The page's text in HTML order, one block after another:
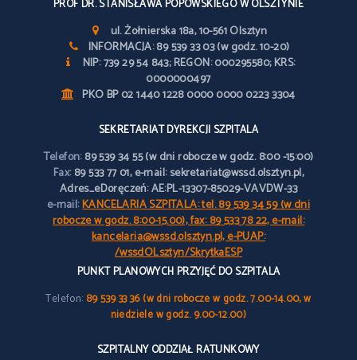
PROF DR. STANISŁAWA POPOWSKIEGO W OLSZTYNIE
ul. Żołnierska 18a, 10-561 Olsztyn
INFORMACJA: 89 539 33 03 (w godz. 10-20)
NIP: 739 29 54 843; REGON: 000295580; KRS:
0000000497
PKO BP 02 1440 1228 0000 0000 0223 3304
SEKRETARIAT DYREKCJI SZPITALA
Telefon:89 539 34 55 (w dni robocze w godz. 8:00 -15:00)
Fax:89 533 77 01, e-mail: sekretariat@wssd.olsztyn.pl,
Adres_eDoręczeń: AE:PL-13307-85029-VAVDW-33
e-mail:KANCELARIA SZPITALA: tel. 89 539 34 59 (w dni
robocze w godz. 8:00-15.00), fax: 89 533 78 22, e-mail:
kancelaria@wssd.olsztyn.pl, e-PUAP:
/wssdOLsztyn/SkrytkaESP
PUNKT PLANOWYCH PRZYJĘĆ DO SZPITALA
Telefon: 89 539 33 36 (w dni robocze w godz. 7.00-14.00, w
niedziele w godz. 9.00-12.00)
SZPITALNY ODDZIAŁ RATUNKOWY